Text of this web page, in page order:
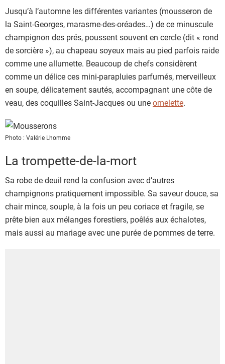
Jusqu’à l’automne les différentes variantes (mousseron de
la Saint-Georges, marasme-des-oréades…) de ce minuscule
champignon des prés, poussent souvent en cercle (dit « rond
de sorcière »), au chapeau soyeux mais au pied parfois raide
comme une allumette. Beaucoup de chefs considèrent
comme un délice ces mini-parapluies parfumés, merveilleux
en soupe, délicatement sautés, accompagnant une côte de
veau, des coquilles Saint-Jacques ou uneomelette.
Photo : Valérie Lhomme
La trompette-de-la-mort
Sa robe de deuil rend la confusion avec d’autres
champignons pratiquement impossible. Sa saveur douce, sa
chair mince, souple, à la fois un peu coriace et fragile, se
prête bien aux mélanges forestiers, poêlés aux échalotes,
mais aussi au mariage avec une purée de pommes de terre.